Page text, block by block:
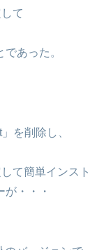
て
あった。
を削除し、
て簡単インスト
・・・